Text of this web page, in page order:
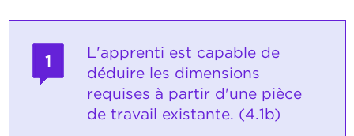
1
L'apprenti est capable de
déduire les dimensions
requises à partir d'une pièce
de travail existante. (4.1b)